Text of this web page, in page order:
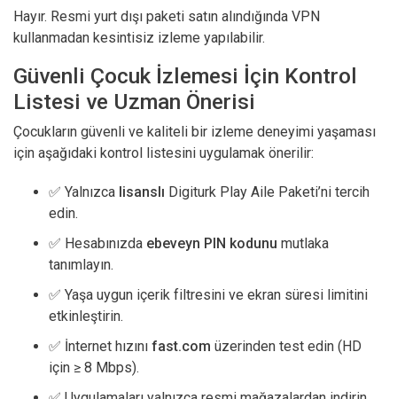
Hayır. Resmi yurt dışı paketi satın alındığında VPN
kullanmadan kesintisiz izleme yapılabilir.
Güvenli Çocuk İzlemesi İçin Kontrol
Listesi ve Uzman Önerisi
Çocukların güvenli ve kaliteli bir izleme deneyimi yaşaması
için aşağıdaki kontrol listesini uygulamak önerilir:
✅ Yalnızca lisanslı Digiturk Play Aile Paketi’ni tercih
edin.
✅ Hesabınızda ebeveyn PIN kodunu mutlaka
tanımlayın.
✅ Yaşa uygun içerik filtresini ve ekran süresi limitini
etkinleştirin.
✅ İnternet hızını fast.com üzerinden test edin (HD
için ≥ 8 Mbps).